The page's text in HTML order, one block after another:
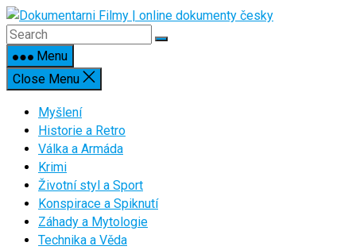
Skip
to
contentMenu
Close Menu
Myšlení
Historie a Retro
Válka a Armáda
Krimi
Životní styl a Sport
Konspirace a Spiknutí
Záhady a Mytologie
Technika a Věda